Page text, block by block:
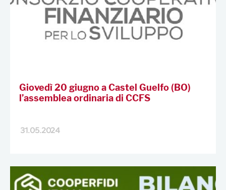
Giovedì 20 giugno a Castel Guelfo (BO)
l’assemblea ordinaria di CCFS
31.05.2024